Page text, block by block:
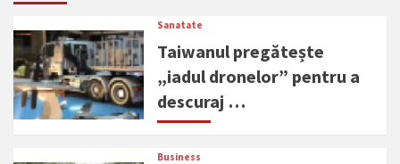
Sanatate
Taiwanul pregătește
„iadul dronelor” pentru a
descuraj …
Business